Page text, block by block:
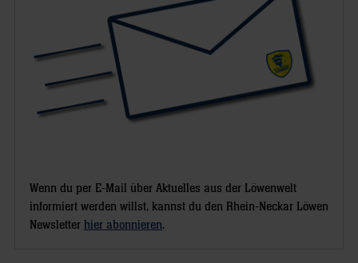
Wenn du per E-Mail über Aktuelles aus der Löwenwelt
informiert werden willst, kannst du den Rhein-Neckar Löwen
Newsletter hier abonnieren.